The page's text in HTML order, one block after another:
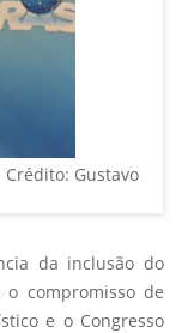
Gustavo
da inclusão do
compromisso de
e o Congresso